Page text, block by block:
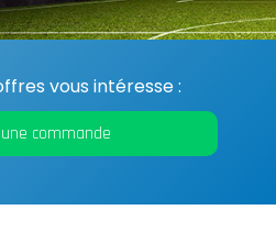
vous intéresse :
commande